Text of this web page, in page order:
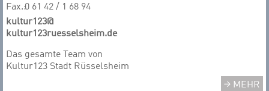
Fax.:0 61 42 / 1 68 94
kultur123@
kultur123ruesselsheim.de
Das gesamte Team von
Kultur123 Stadt Rüsselsheim
MEHR